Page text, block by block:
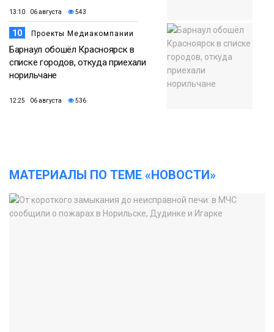
13:10 06 августа 543
10 Проекты Медиакомпании
Барнаул обошёл Красноярск в
списке городов, откуда приехали
норильчане
12:25 06 августа 536
МАТЕРИАЛЫ ПО ТЕМЕ «НОВОСТИ»